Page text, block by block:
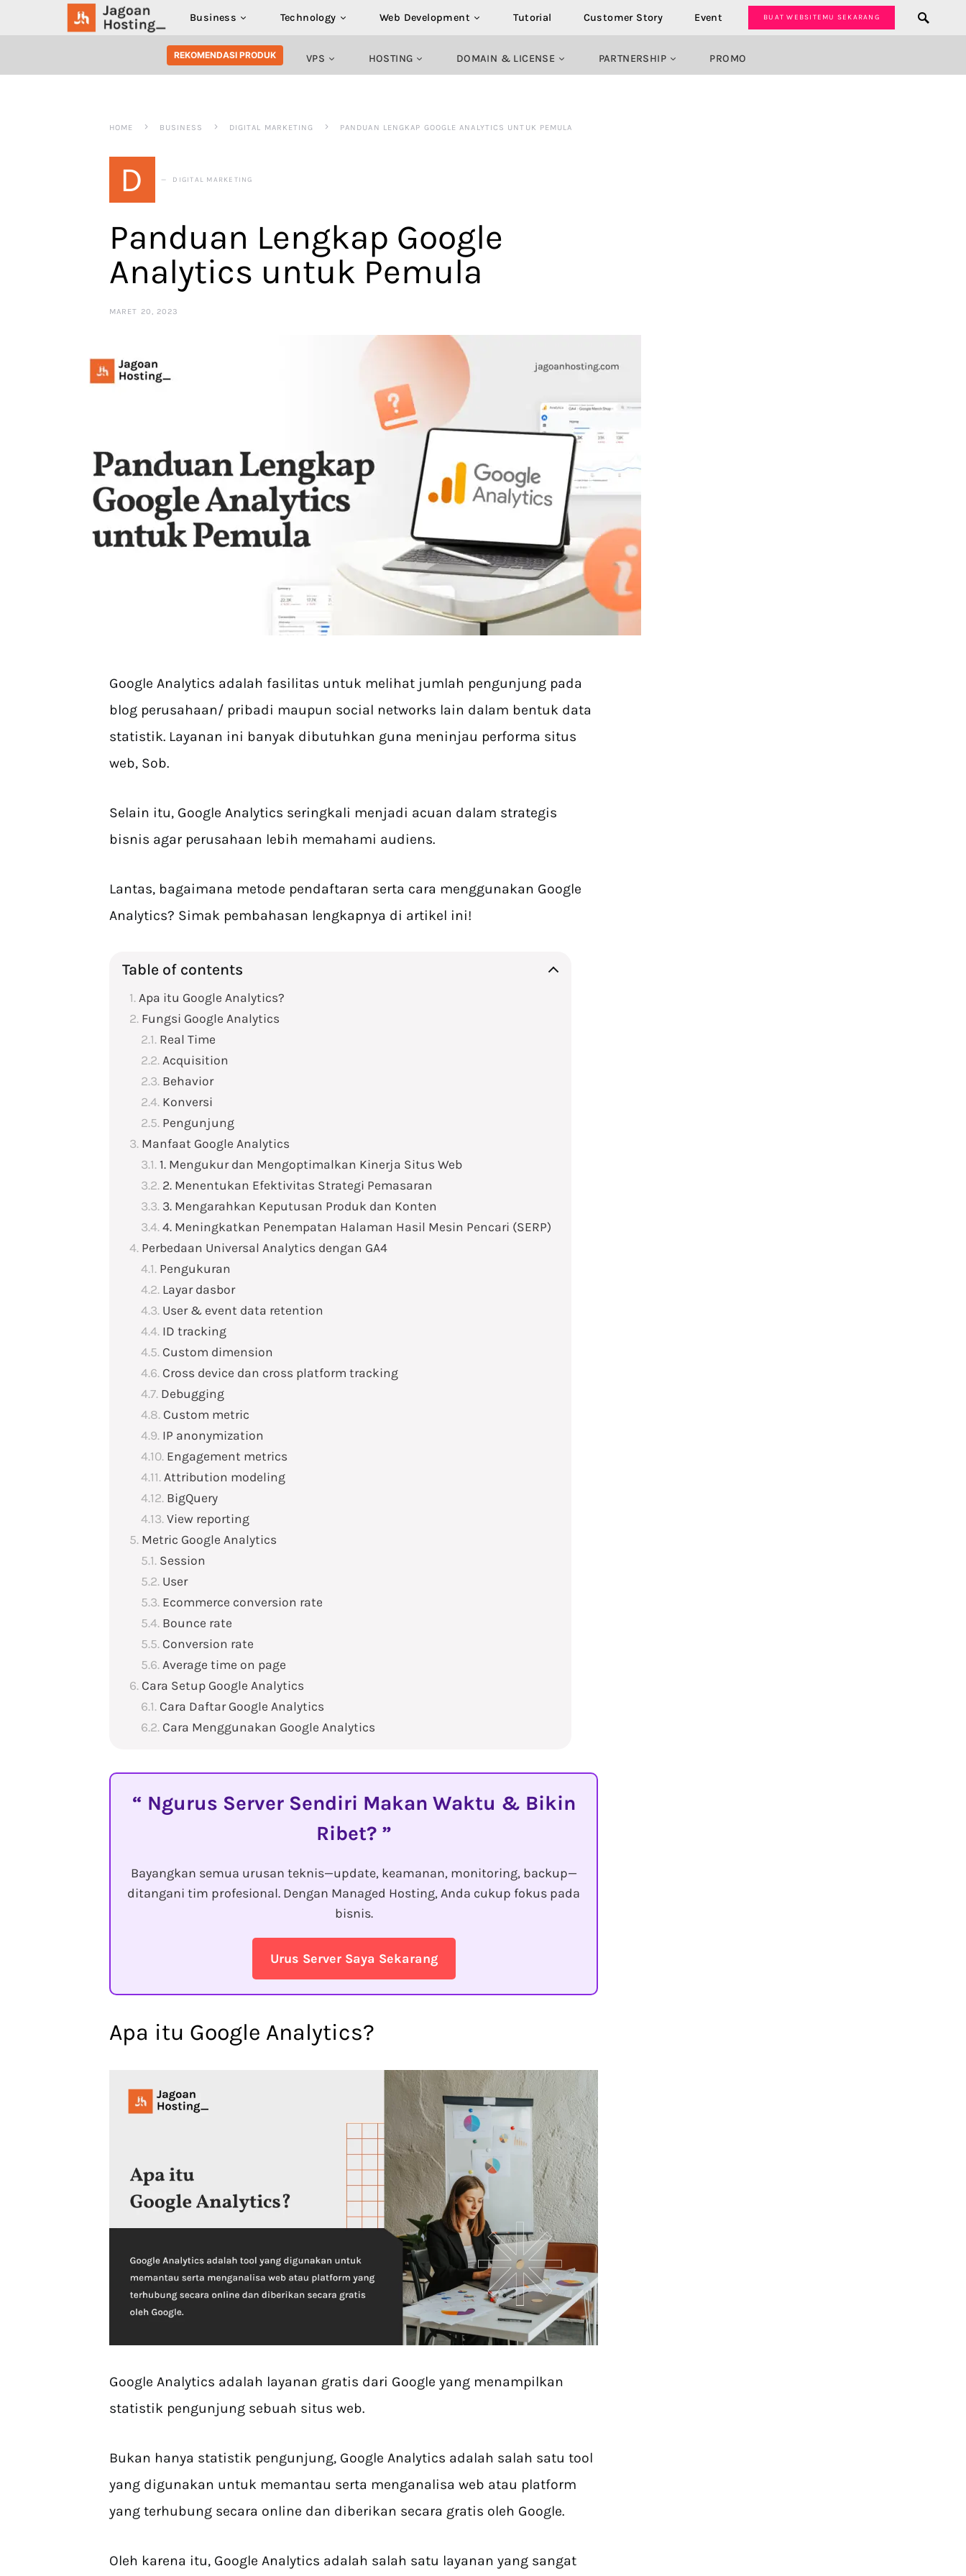
Business Technology Web Development Tutorial Customer Story Event BUAT WEBSITEMU SEKARANG
SEARCH FOR:
REKOMENDASI PRODUK VPS HOSTING DOMAIN & LICENSE PARTNERSHIP PROMO
HOME BUSINESS DIGITAL MARKETING PANDUAN LENGKAP GOOGLE ANALYTICS UNTUK PEMULA
D DIGITAL MARKETING
Panduan Lengkap Google
Analytics untuk Pemula
MARET 20, 2023
Google Analytics adalah fasilitas untuk melihat jumlah pengunjung pada
blog perusahaan/ pribadi maupun social networks lain dalam bentuk data
statistik. Layanan ini banyak dibutuhkan guna meninjau performa situs
web, Sob.
Selain itu, Google Analytics seringkali menjadi acuan dalam strategis
bisnis agar perusahaan lebih memahami audiens.
Lantas, bagaimana metode pendaftaran serta cara menggunakan Google
Analytics? Simak pembahasan lengkapnya di artikel ini!
Table of contents
Apa itu Google Analytics?
Fungsi Google Analytics
Real Time
Acquisition
Behavior
Konversi
Pengunjung
Manfaat Google Analytics
1. Mengukur dan Mengoptimalkan Kinerja Situs Web
2. Menentukan Efektivitas Strategi Pemasaran
3. Mengarahkan Keputusan Produk dan Konten
4. Meningkatkan Penempatan Halaman Hasil Mesin Pencari (SERP)
Perbedaan Universal Analytics dengan GA4
Pengukuran
Layar dasbor
User & event data retention
ID tracking
Custom dimension
Cross device dan cross platform tracking
Debugging
Custom metric
IP anonymization
Engagement metrics
Attribution modeling
BigQuery
View reporting
Metric Google Analytics
Session
User
Ecommerce conversion rate
Bounce rate
Conversion rate
Average time on page
Cara Setup Google Analytics
Cara Daftar Google Analytics
Cara Menggunakan Google Analytics
Ngurus Server Sendiri Makan Waktu & Bikin
Ribet?
Bayangkan semua urusan teknis—update, keamanan, monitoring, backup—
ditangani tim profesional. Dengan Managed Hosting, Anda cukup fokus pada
bisnis.
Urus Server Saya Sekarang
Apa itu Google Analytics?
Google Analytics adalah layanan gratis dari Google yang menampilkan
statistik pengunjung sebuah situs web.
Bukan hanya statistik pengunjung, Google Analytics adalah salah satu tool
yang digunakan untuk memantau serta menganalisa web atau platform
yang terhubung secara online dan diberikan secara gratis oleh Google.
Oleh karena itu, Google Analytics adalah salah satu layanan yang sangat